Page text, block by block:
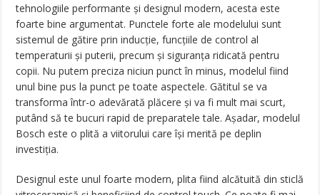
tehnologiile performante și designul modern, acesta este
foarte bine argumentat. Punctele forte ale modelului sunt
sistemul de gătire prin inducție, funcțiile de control al
temperaturii și puterii, precum și siguranța ridicată pentru
copii. Nu putem preciza niciun punct în minus, modelul fiind
unul bine pus la punct pe toate aspectele. Gătitul se va
transforma într-o adevărată plăcere și va fi mult mai scurt,
putând să te bucuri rapid de preparatele tale. Așadar, modelul
Bosch este o plită a viitorului care își merită pe deplin
investiția.
Designul este unul foarte modern, plita fiind alcătuită din sticlă